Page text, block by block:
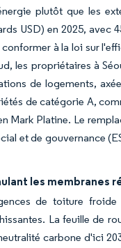
plutôt que les
USD) en 2025, avec
à la loi sur
les propriétaires à
de logements,
de catégorie A,
Platine. Le
et de gouvernance
les membranes
de toiture
La feuille de
carbone d'ici